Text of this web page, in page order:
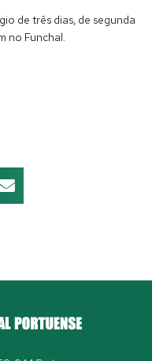
de três dias, de segunda
no Funchal.